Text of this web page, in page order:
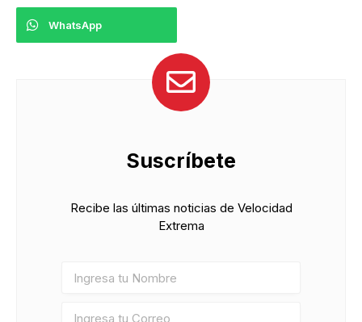
WhatsApp
Suscríbete
Recibe las últimas noticias de Velocidad
Extrema